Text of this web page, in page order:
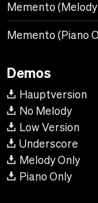
Memento (Melody
Memento (Piano
Demos
Hauptversion
No Melody
Low Version
Underscore
Melody Only
Piano Only